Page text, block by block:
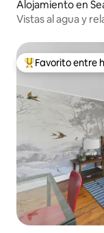
Alojamiento en
Vistas al agua y
Favorito entre
Favorito entre